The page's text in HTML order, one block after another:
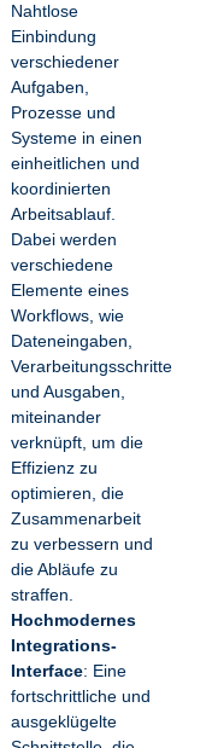
Nahtlose
Einbindung
verschiedener
Aufgaben,
Prozesse und
Systeme in einen
einheitlichen und
koordinierten
Arbeitsablauf.
Dabei werden
verschiedene
Elemente eines
Workflows, wie
Dateneingaben,
Verarbeitungsschritte
und Ausgaben,
miteinander
verknüpft, um die
Effizienz zu
optimieren, die
Zusammenarbeit
zu verbessern und
die Abläufe zu
straffen.
Hochmodernes
Integrations-
Interface: Eine
fortschrittliche und
ausgeklügelte